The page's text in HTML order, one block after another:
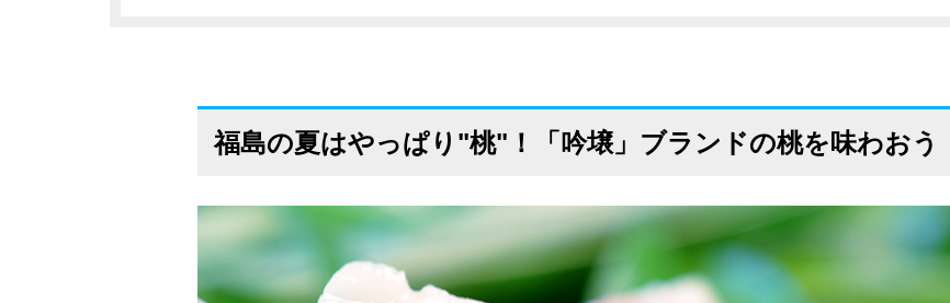
福島の夏はやっぱり"桃"！「吟壌」ブランドの桃を味わおう